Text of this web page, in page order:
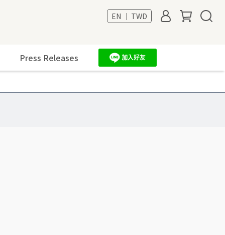
EN ｜ TWD
Press Releases